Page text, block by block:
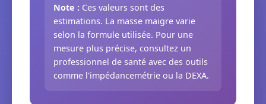
Note : Ces valeurs sont des
estimations. La masse maigre varie
selon la formule utilisée. Pour une
mesure plus précise, consultez un
professionnel de santé avec des outils
comme l'impédancemétrie ou la DEXA.